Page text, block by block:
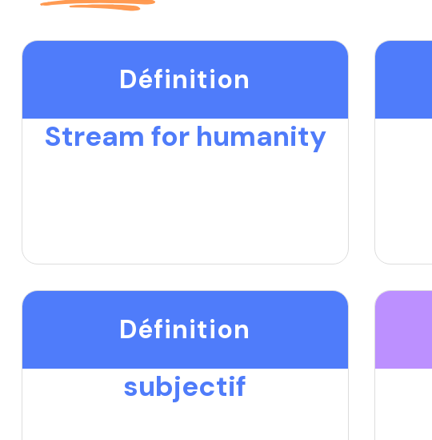
Définition
Stream for humanity
Définition
subjectif